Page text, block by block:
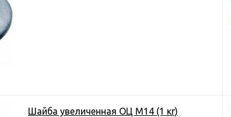
Шайба увеличенная ОЦ М14 (1 кг)